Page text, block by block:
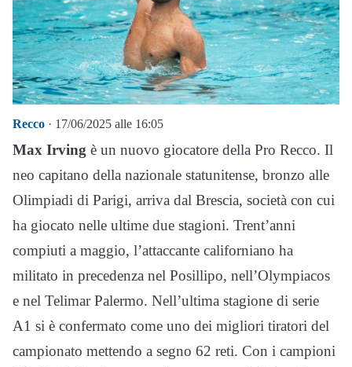
Recco · 17/06/2025 alle 16:05
Max Irving è un nuovo giocatore della Pro Recco. Il
neo capitano della nazionale statunitense, bronzo alle
Olimpiadi di Parigi, arriva dal Brescia, società con cui
ha giocato nelle ultime due stagioni. Trent’anni
compiuti a maggio, l’attaccante californiano ha
militato in precedenza nel Posillipo, nell’Olympiacos
e nel Telimar Palermo. Nell’ultima stagione di serie
A1 si è confermato come uno dei migliori tiratori del
campionato mettendo a segno 62 reti. Con i campioni